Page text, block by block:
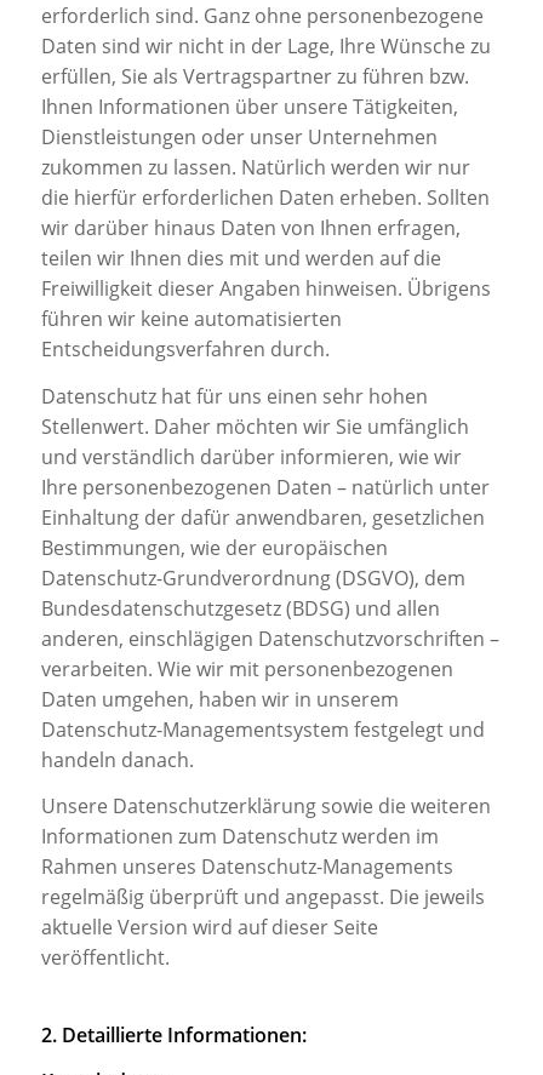
erforderlich sind. Ganz ohne personenbezogene
Daten sind wir nicht in der Lage, Ihre Wünsche zu
erfüllen, Sie als Vertragspartner zu führen bzw.
Ihnen Informationen über unsere Tätigkeiten,
Dienstleistungen oder unser Unternehmen
zukommen zu lassen. Natürlich werden wir nur
die hierfür erforderlichen Daten erheben. Sollten
wir darüber hinaus Daten von Ihnen erfragen,
teilen wir Ihnen dies mit und werden auf die
Freiwilligkeit dieser Angaben hinweisen. Übrigens
führen wir keine automatisierten
Entscheidungsverfahren durch.
Datenschutz hat für uns einen sehr hohen
Stellenwert. Daher möchten wir Sie umfänglich
und verständlich darüber informieren, wie wir
Ihre personenbezogenen Daten – natürlich unter
Einhaltung der dafür anwendbaren, gesetzlichen
Bestimmungen, wie der europäischen
Datenschutz-Grundverordnung (DSGVO), dem
Bundesdatenschutzgesetz (BDSG) und allen
anderen, einschlägigen Datenschutzvorschriften –
verarbeiten. Wie wir mit personenbezogenen
Daten umgehen, haben wir in unserem
Datenschutz-Managementsystem festgelegt und
handeln danach.
Unsere Datenschutzerklärung sowie die weiteren
Informationen zum Datenschutz werden im
Rahmen unseres Datenschutz-Managements
regelmäßig überprüft und angepasst. Die jeweils
aktuelle Version wird auf dieser Seite
veröffentlicht.
2. Detaillierte Informationen: